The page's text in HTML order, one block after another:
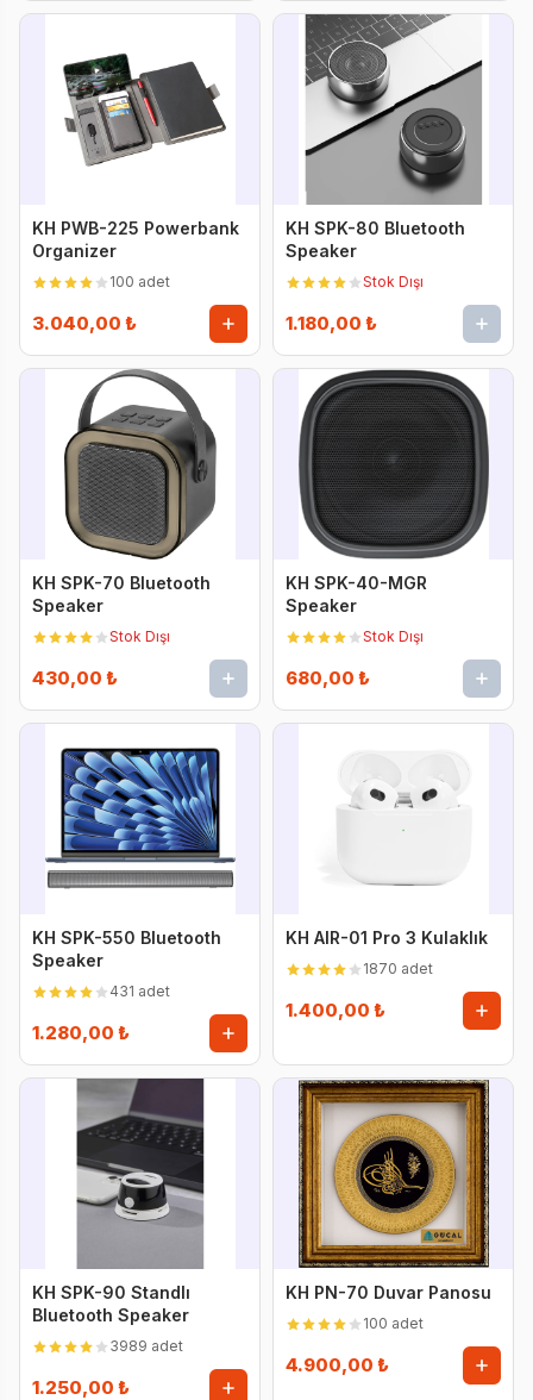
KH PWB-225 Powerbank
Organizer
100 adet
3.040,00 ₺
KH SPK-80 Bluetooth
Speaker
Stok Dışı
1.180,00 ₺
KH SPK-70 Bluetooth
Speaker
Stok Dışı
430,00 ₺
KH SPK-40-MGR
Speaker
Stok Dışı
680,00 ₺
KH SPK-550 Bluetooth
Speaker
431 adet
1.280,00 ₺
KH AIR-01 Pro 3 Kulaklık
1870 adet
1.400,00 ₺
KH SPK-90 Standlı
Bluetooth Speaker
3989 adet
1.250,00 ₺
KH PN-70 Duvar Panosu
100 adet
4.900,00 ₺